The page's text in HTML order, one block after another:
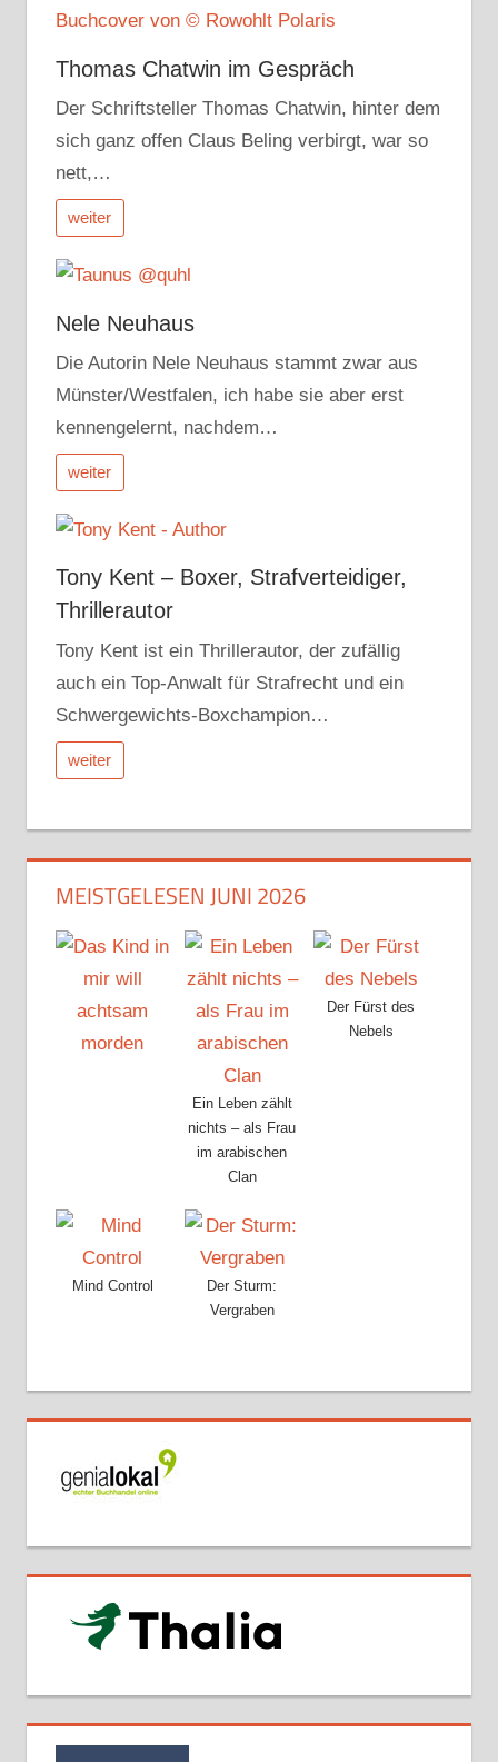
Thomas Chatwin im Gespräch
Der Schriftsteller Thomas Chatwin, hinter dem
sich ganz offen Claus Beling verbirgt, war so
nett,…
weiter
Nele Neuhaus
Die Autorin Nele Neuhaus stammt zwar aus
Münster/Westfalen, ich habe sie aber erst
kennengelernt, nachdem…
weiter
Tony Kent – Boxer, Strafverteidiger,
Thrillerautor
Tony Kent ist ein Thrillerautor, der zufällig
auch ein Top-Anwalt für Strafrecht und ein
Schwergewichts-Boxchampion…
weiter
MEISTGELESEN JUNI 2026
Ein Leben zählt
nichts – als Frau
im arabischen
Clan
Der Fürst des
Nebels
Mind Control
Der Sturm:
Vergraben